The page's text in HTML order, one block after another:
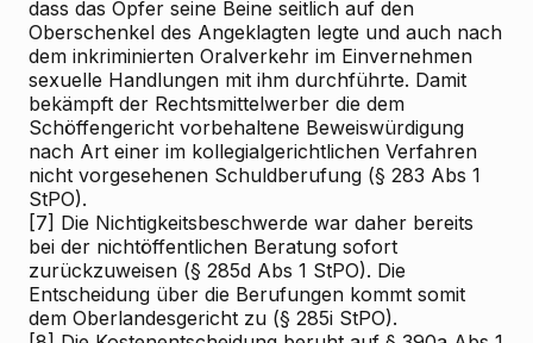
dass das Opfer seine Beine seitlich auf den
Oberschenkel des Angeklagten legte und auch nach
dem inkriminierten Oralverkehr im Einvernehmen
sexuelle Handlungen mit ihm durchführte. Damit
bekämpft der Rechtsmittelwerber die dem
Schöffengericht vorbehaltene Beweiswürdigung
nach Art einer im kollegialgerichtlichen Verfahren
nicht vorgesehenen Schuldberufung (§ 283 Abs 1
StPO).
[7] Die Nichtigkeitsbeschwerde war daher bereits
bei der nichtöffentlichen Beratung sofort
zurückzuweisen (§ 285d Abs 1 StPO). Die
Entscheidung über die Berufungen kommt somit
dem Oberlandesgericht zu (§ 285i StPO).